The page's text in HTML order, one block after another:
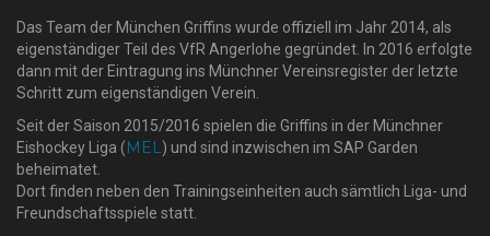
Das Team der München Griffins wurde offiziell im Jahr 2014, als
eigenständiger Teil des VfR Angerlohe gegründet. In 2016 erfolgte
dann mit der Eintragung ins Münchner Vereinsregister der letzte
Schritt zum eigenständigen Verein.
Seit der Saison 2015/2016 spielen die Griffins in der Münchner
Eishockey Liga (MEL ) und sind inzwischen im SAP Garden
beheimatet.
Dort finden neben den Trainingseinheiten auch sämtlich Liga- und
Freundschaftsspiele statt.